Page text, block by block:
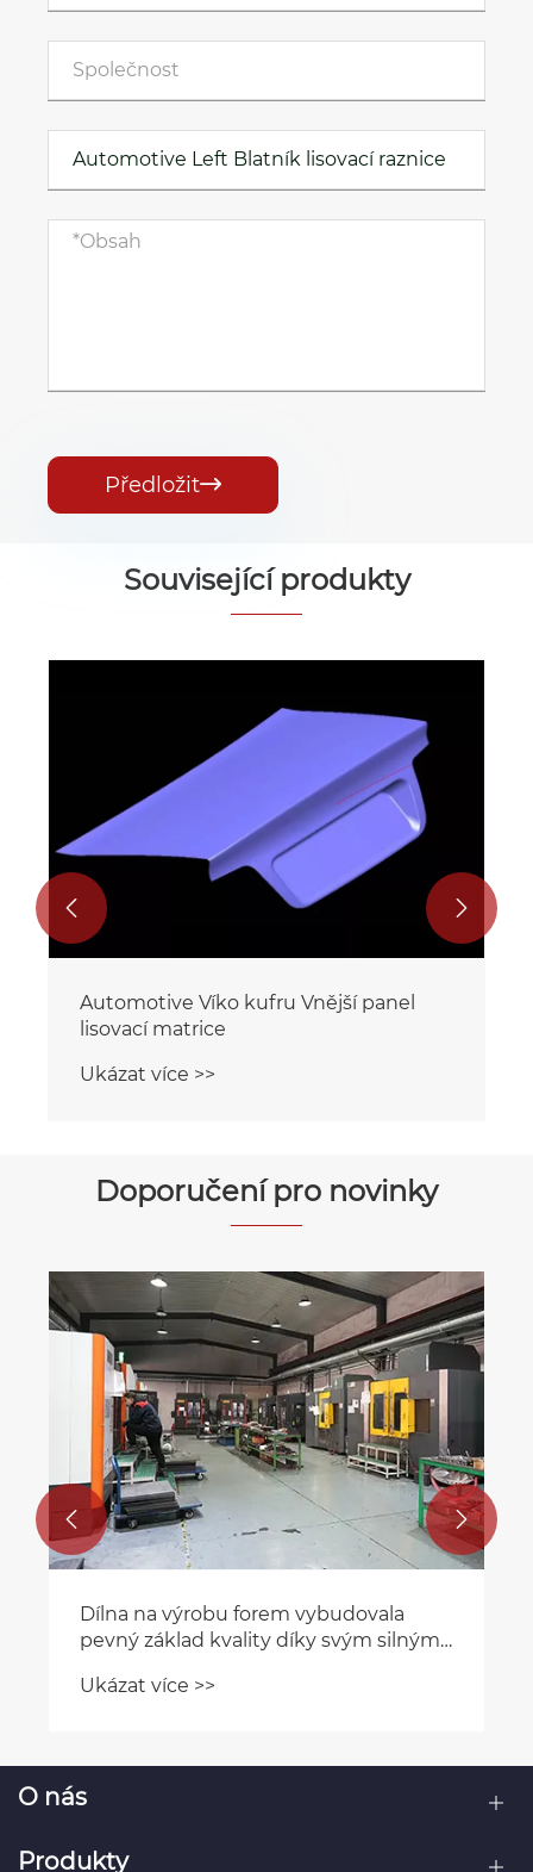
Předložit
Související produkty
Automotive Víko kufru Vnější panel
lisovací matrice
Ukázat více >>
 
Doporučení pro novinky
Dílna na výrobu forem vybudovala
pevný základ kvality díky svým silným
Ukázat více >>
 
O nás
Produkty